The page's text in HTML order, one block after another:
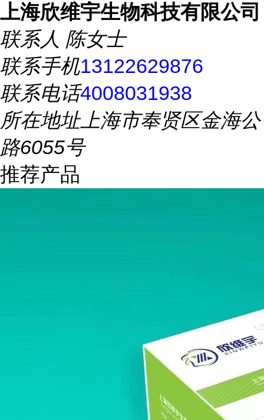
上海欣维宇生物科技有限公司
联系人 陈女士
联系手机13122629876
联系电话4008031938
所在地址上海市奉贤区金海公
路6055号
推荐产品